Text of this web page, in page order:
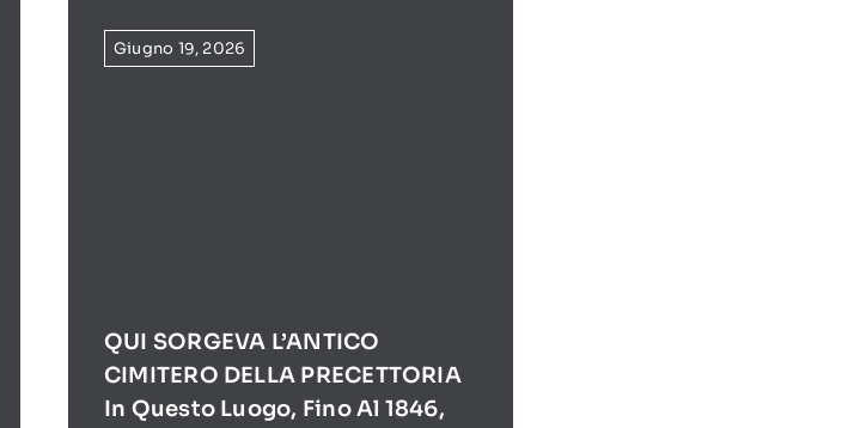
Giugno 19, 2026
QUI SORGEVA L’ANTICO
CIMITERO DELLA PRECETTORIA
In Questo Luogo, Fino Al 1846,